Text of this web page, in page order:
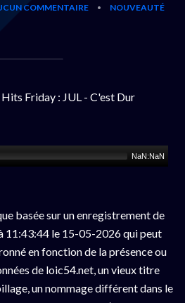
COMMENTAIRE •
NOUVEAUTÉ
Friday : JUL - C'est Dur
NaN:NaN
basée sur un enregistrement de
11:43:44 le 15-05-2026 qui peut
en fonction de la présence ou
de loic54.net, un vieux titre
un nommage différent dans le